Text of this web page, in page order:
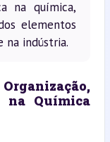
na química,
elementos
na indústria.
na Química